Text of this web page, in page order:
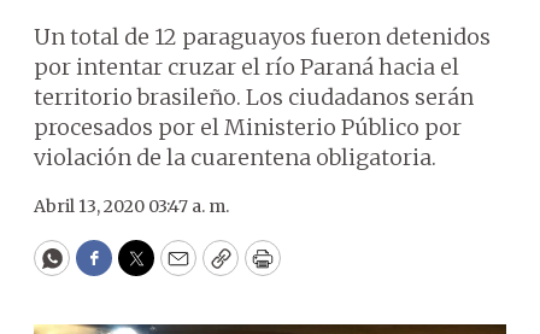
Un total de 12 paraguayos fueron detenidos
por intentar cruzar el río Paraná hacia el
territorio brasileño. Los ciudadanos serán
procesados por el Ministerio Público por
violación de la cuarentena obligatoria.
Abril 13, 2020 03:47 a. m.
WhatsApp
Facebook
Twitter
EmailCopyPrint